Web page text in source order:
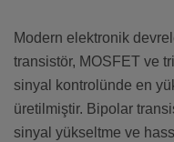
Modern elektronik
transistör, MOSFET ve
sinyal kontrolünde en
üretilmiştir. Bipolar
sinyal yükseltme ve